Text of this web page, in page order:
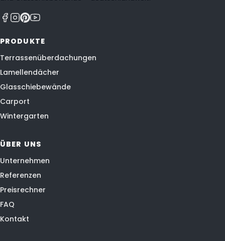
PRODUKTE
Terrassenüberdachungen
Lamellendächer
Glasschiebewände
Carport
Wintergarten
ÜBER UNS
Unternehmen
Referenzen
Preisrechner
FAQ
Kontakt